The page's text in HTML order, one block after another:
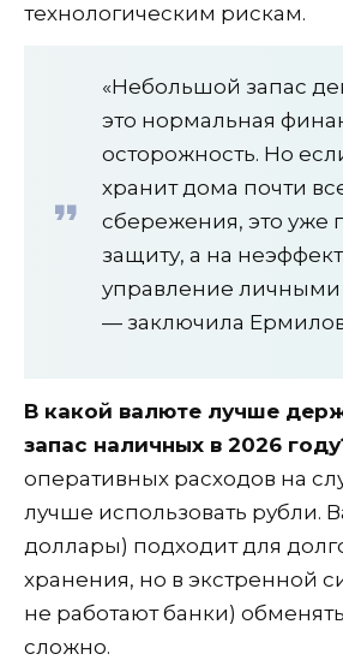
технологическим рискам.
«Небольшой запас
это нормальная
осторожность. Но
хранит дома почти
сбережения, это уже
защиту, а на
управление
— заключила
В какой валюте лучше
запас наличных в 2026
оперативных расходов на
лучше использовать рубли.
доллары) подходит для
хранения, но в экстренной
не работают банки)
сложно.